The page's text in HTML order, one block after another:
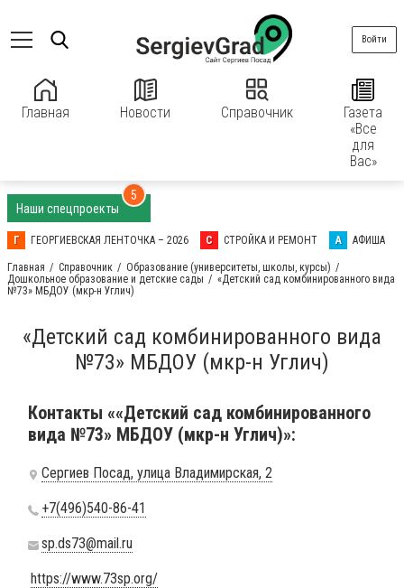
Главная Новости Справочник
Газета
«Все
для
Вас»
Войти
Наши спецпроекты
5
Г ГЕОРГИЕВСКАЯ ЛЕНТОЧКА – 2026 С СТРОЙКА И РЕМОНТ А АФИША
Главная Справочник
Образование (университеты, школы, курсы)
Дошкольное образование и детские сады
«Детский сад комбинированного вида
№73» МБДОУ (мкр-н Углич)
«Детский сад комбинированного вида
№73» МБДОУ (мкр-н Углич)
Контакты ««Детский сад комбинированного
вида №73» МБДОУ (мкр-н Углич)»:
Сергиев Посад, улица Владимирская, 2
+7(496)540-86-41
sp.ds73@mail.ru
https://www.73sp.org/